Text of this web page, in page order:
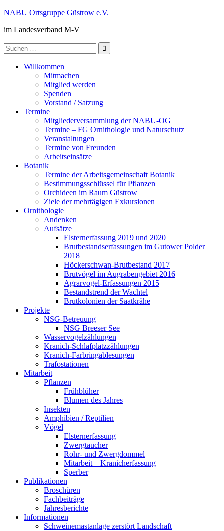
Zum
springen
NABU Ortsgruppe Güstrow e.V.
im Landesverband M-V
Suche
nach:
Willkommen
Mitmachen
Mitglied werden
Spenden
Vorstand / Satzung
Termine
Mitgliederversammlung der NABU-OG
Termine – FG Ornithologie und Naturschutz
Veranstaltungen
Termine von Freunden
Arbeitseinsätze
Botanik
Termine der Arbeitsgemeinschaft Botanik
Bestimmungsschlüssel für Pflanzen
Orchideen im Raum Güstrow
Ziele der mehrtägigen Exkursionen
Ornithologie
Andenken
Aufsätze
Elsternerfassung 2019 und 2020
Brutbestandserfassungen im Gutower Polder
2018
Höckerschwan-Brutbestand 2017
Brutvögel im Augrabengebiet 2016
Agrarvogel-Erfassungen 2015
Bestandstrend der Wachtel
Brutkolonien der Saatkrähe
Projekte
NSG-Betreuung
NSG Breeser See
Wasservogelzählungen
Kranich-Schlafplatzzählungen
Kranich-Farbringablesungen
Trafostationen
Mitarbeit
Pflanzen
Frühblüher
Blumen des Jahres
Insekten
Amphibien / Reptilien
Vögel
Elsternerfassung
Zwergtaucher
Rohr- und Zwergdommel
Mitarbeit – Kranicherfassung
Sperber
Publikationen
Broschüren
Fachbeiträge
Jahresberichte
Informationen
Schweinemastanlage zerstört Landschaft